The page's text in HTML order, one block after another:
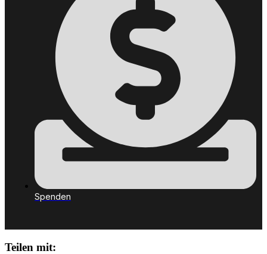
Spenden
Teilen mit: